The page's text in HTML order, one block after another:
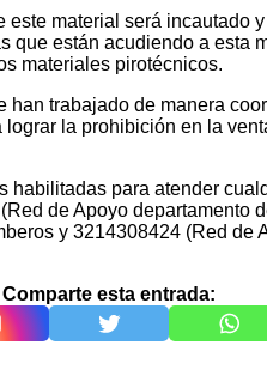
este material será incautado
que están acudiendo a esta
materiales pirotécnicos.
han trabajado de manera
la prohibición en la
habilitadas para atender
de Apoyo departamento
y 3214308424 (Red de
Comparte esta entrada: